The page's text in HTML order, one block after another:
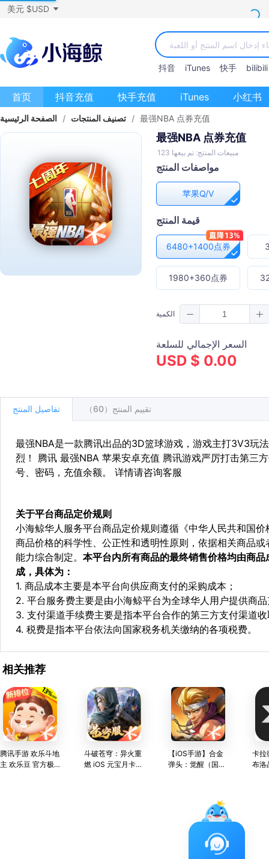
美元 $USD
抖音 iTunes 快手 bilibili
首页 抖音充值 快手充值 iTunes 小红书
الصفحة الرئيسية / تصنيف المنتجات / 最强NBA 点券充值
最强NBA 点券充值
مبيعات المنتج: تم بيعها 123
مواصفات المنتج
苹果Q/V
قيمة المنتج
6480+1400点券
1980+360点券
الكمية
السعر الإجمالي للسلعة
USD $ 0.00
تفاصيل المنتج تقييم المنتج（60）
最强NBA是一款腾讯出品的3D篮球游戏，游戏主打3V3玩
烈！ 腾讯 最强NBA 苹果安卓充值 腾讯游戏严厉打击第三
号、密码，充值余额。 详情请咨询客服
关于平台商品定价规则
小海鲸华人服务平台商品定价规则遵循《中华人民共和国
商品价格的科学性、公正性和透明性原则，依据相关商品
能力综合制定。 本平台内所有商品的最终销售价格均由商
成，具体为：
1. 商品成本主要是本平台向供应商支付的采购成本；
2. 平台服务费主要是由小海鲸平台为全球华人用户提供商
3. 支付渠道手续费主要是指本平台合作的第三方支付渠道
4. 税费是指本平台依法向国家税务机关缴纳的各项税费。
相关推荐
腾讯手游 欢乐斗地
主 欢乐豆 官方极
斗破苍穹：异火重
燃 iOS 元宝月卡坊
【iOS手游】合金
弹头：觉醒（国
卡拉
布洛